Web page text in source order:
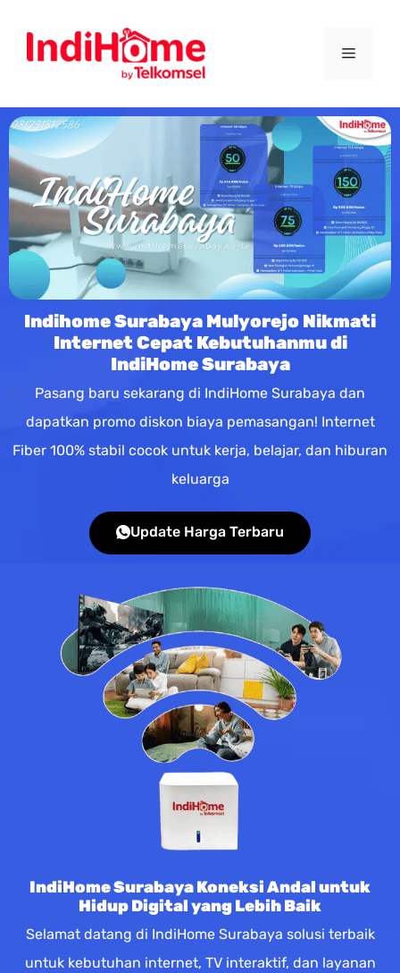
Indihome Surabaya Mulyorejo Nikmati
Internet Cepat Kebutuhanmu di
IndiHome Surabaya
Pasang baru sekarang di IndiHome Surabaya dan
dapatkan promo diskon biaya pemasangan! Internet
Fiber 100% stabil cocok untuk kerja, belajar, dan hiburan
keluarga
Update Harga Terbaru
IndiHome Surabaya Koneksi Andal untuk
Hidup Digital yang Lebih Baik
Selamat datang di IndiHome Surabaya solusi terbaik
untuk kebutuhan internet, TV interaktif, dan layanan